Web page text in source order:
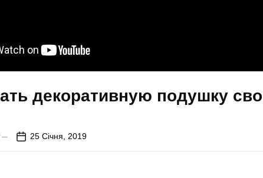
декоративную подушку
25 Січня, 2019